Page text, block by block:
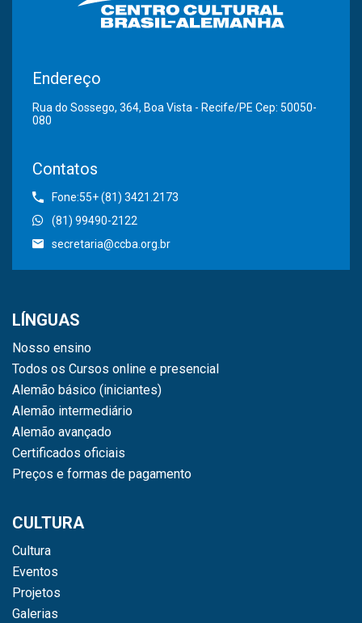
Endereço
Rua do Sossego, 364, Boa Vista - Recife/PE Cep: 50050-
080
Contatos
Fone:55+ (81) 3421.2173
(81) 99490-2122
secretaria@ccba.org.br
LÍNGUAS
Nosso ensino
Todos os Cursos online e presencial
Alemão básico (iniciantes)
Alemão intermediário
Alemão avançado
Certificados oficiais
Preços e formas de pagamento
CULTURA
Cultura
Eventos
Projetos
Galerias